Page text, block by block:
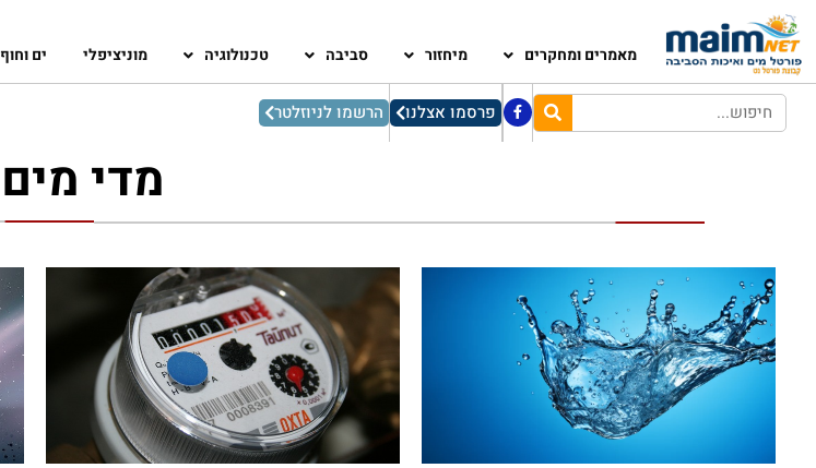
מאמרים ומחקרים מיחזור סביבה טכנולוגיה מוניציפלי ים וחוף
פרסמו אצלנו הרשמו לניוזלטר
מדי מים